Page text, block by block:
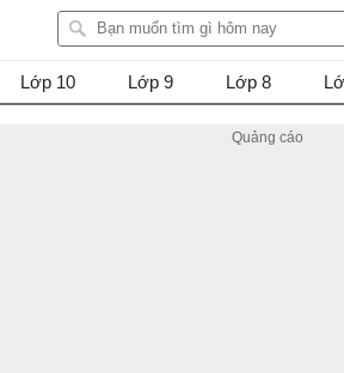
Lớp 10 Lớp 9 Lớp 8